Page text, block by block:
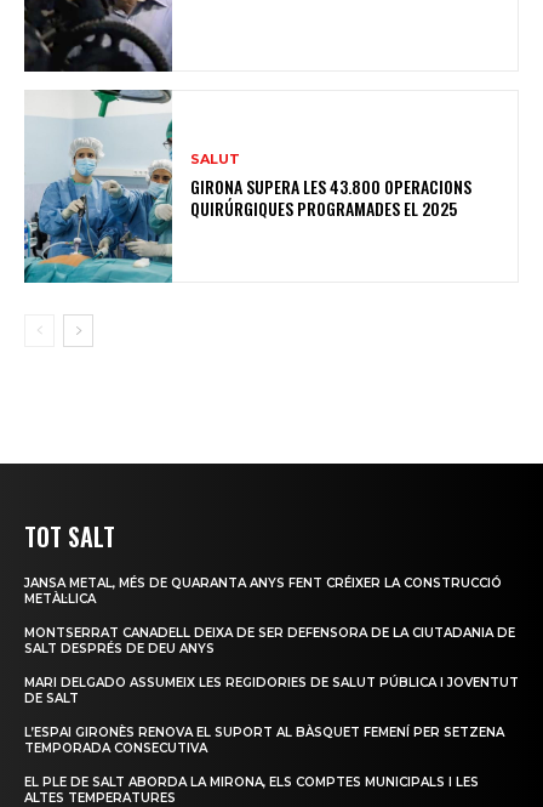
SALUT
GIRONA SUPERA LES 43.800 OPERACIONS
QUIRÚRGIQUES PROGRAMADES EL 2025
TOT SALT
JANSA METAL, MÉS DE QUARANTA ANYS FENT CRÉIXER LA CONSTRUCCIÓ
METÀL·LICA
MONTSERRAT CANADELL DEIXA DE SER DEFENSORA DE LA CIUTADANIA DE
SALT DESPRÉS DE DEU ANYS
MARI DELGADO ASSUMEIX LES REGIDORIES DE SALUT PÚBLICA I JOVENTUT
DE SALT
L’ESPAI GIRONÈS RENOVA EL SUPORT AL BÀSQUET FEMENÍ PER SETZENA
TEMPORADA CONSECUTIVA
EL PLE DE SALT ABORDA LA MIRONA, ELS COMPTES MUNICIPALS I LES
ALTES TEMPERATURES